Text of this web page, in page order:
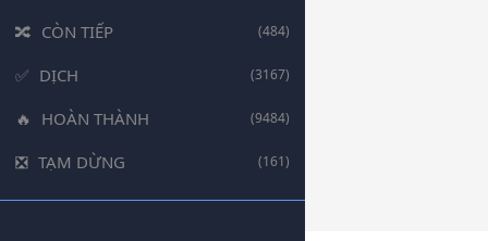
CÒN TIẾP (484)
DỊCH (3167)
HOÀN THÀNH (9484)
TẠM DỪNG (161)